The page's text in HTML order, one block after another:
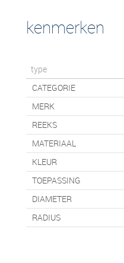
kenmerken
type
CATEGORIE
MERK
REEKS
MATERIAAL
KLEUR
TOEPASSING
DIAMETER
RADIUS